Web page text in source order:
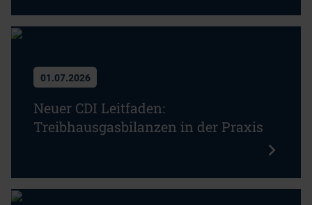
01.07.2026
Neuer CDI Leitfaden:
Treibhausgasbilanzen in der Praxis